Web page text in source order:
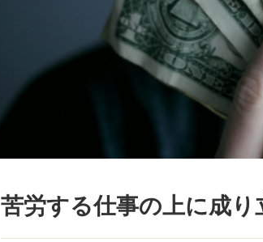
苦労する仕事の上に成り